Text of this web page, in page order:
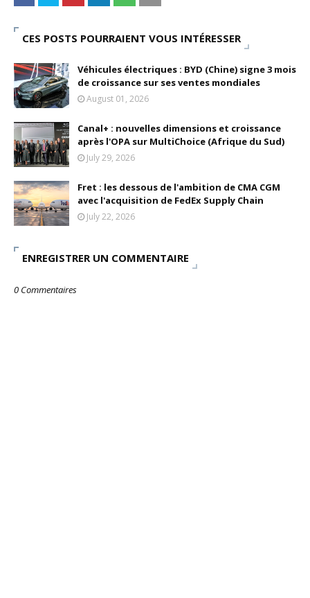
CES POSTS POURRAIENT VOUS INTÉRESSER
Véhicules électriques : BYD (Chine) signe 3 mois
de croissance sur ses ventes mondiales
August 01, 2026
Canal+ : nouvelles dimensions et croissance
après l'OPA sur MultiChoice (Afrique du Sud)
July 29, 2026
Fret : les dessous de l'ambition de CMA CGM
avec l'acquisition de FedEx Supply Chain
July 22, 2026
ENREGISTRER UN COMMENTAIRE
0 Commentaires